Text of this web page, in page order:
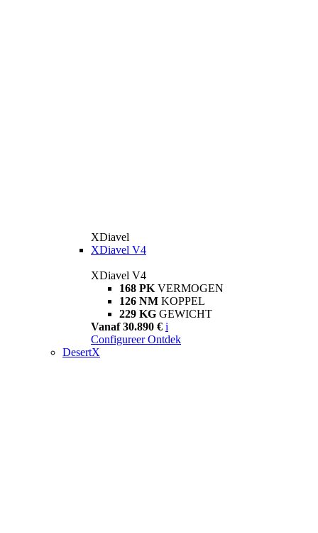
XDiavel
XDiavel V4
XDiavel V4
168 PK VERMOGEN
126 NM KOPPEL
229 KG GEWICHT
Vanaf 30.890 € i
Configureer Ontdek
DesertX